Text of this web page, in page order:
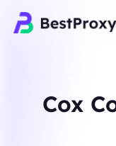
Cox